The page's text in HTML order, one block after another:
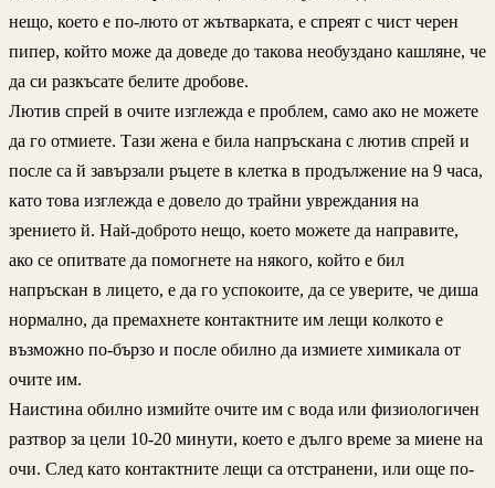
нещо, което е по-люто от жътварката, е спреят с чист черен
пипер, който може да доведе до такова необуздано кашляне, че
да си разкъсате белите дробове.
Лютив спрей в очите изглежда е проблем, само ако не можете
да го отмиете. Тази жена е била напръскана с лютив спрей и
после са й завързали ръцете в клетка в продължение на 9 часа,
като това изглежда е довело до трайни увреждания на
зрението й. Най-доброто нещо, което можете да направите,
ако се опитвате да помогнете на някого, който е бил
напръскан в лицето, е да го успокоите, да се уверите, че диша
нормално, да премахнете контактните им лещи колкото е
възможно по-бързо и после обилно да измиете химикала от
очите им.
Наистина обилно измийте очите им с вода или физиологичен
разтвор за цели 10-20 минути, което е дълго време за миене на
очи. След като контактните лещи са отстранени, или още по-